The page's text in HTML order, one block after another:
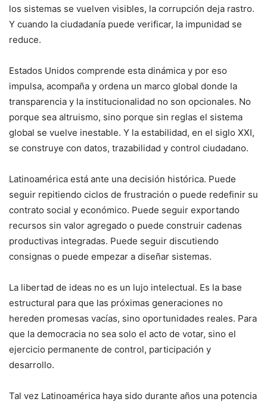
los sistemas se vuelven visibles, la corrupción deja rastro.
Y cuando la ciudadanía puede verificar, la impunidad se
reduce.
Estados Unidos comprende esta dinámica y por eso
impulsa, acompaña y ordena un marco global donde la
transparencia y la institucionalidad no son opcionales. No
porque sea altruismo, sino porque sin reglas el sistema
global se vuelve inestable. Y la estabilidad, en el siglo XXI,
se construye con datos, trazabilidad y control ciudadano.
Latinoamérica está ante una decisión histórica. Puede
seguir repitiendo ciclos de frustración o puede redefinir su
contrato social y económico. Puede seguir exportando
recursos sin valor agregado o puede construir cadenas
productivas integradas. Puede seguir discutiendo
consignas o puede empezar a diseñar sistemas.
La libertad de ideas no es un lujo intelectual. Es la base
estructural para que las próximas generaciones no
hereden promesas vacías, sino oportunidades reales. Para
que la democracia no sea solo el acto de votar, sino el
ejercicio permanente de control, participación y
desarrollo.
Tal vez Latinoamérica haya sido durante años una potencia